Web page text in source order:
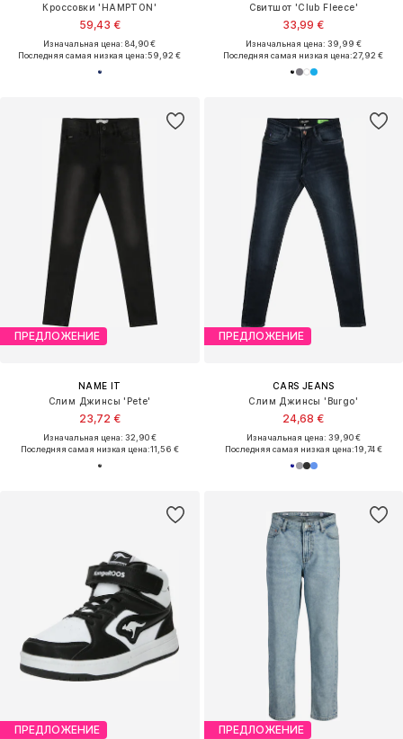
Кроссовки 'HAMPTON'
59,43 €
Изначальная цена: 84,90 €
Последняя самая низкая цена:59,92 €
Свитшот 'Club Fleece'
33,99 €
Изначальная цена: 39,99 €
Последняя самая низкая цена:27,92 €
ПРЕДЛОЖЕНИЕ
NAME IT
Слим Джинсы 'Pete'
23,72 €
Изначальная цена: 32,90 €
Последняя самая низкая цена:11,56 €
ПРЕДЛОЖЕНИЕ
CARS JEANS
Слим Джинсы 'Burgo'
24,68 €
Изначальная цена: 39,90 €
Последняя самая низкая цена:19,74 €
ПРЕДЛОЖЕНИЕ ПРЕДЛОЖЕНИЕ